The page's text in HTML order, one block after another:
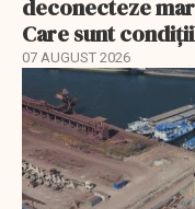
deconecteze
Care sunt
07 AUGUST 2026